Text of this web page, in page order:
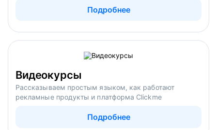
Подробнее
Видеокурсы
Рассказываем простым языком, как работают
рекламные продукты и платформа Clickme
Подробнее